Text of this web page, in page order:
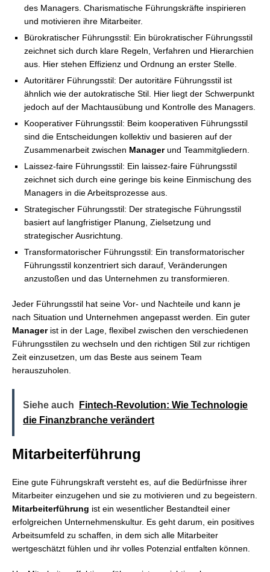
des Managers. Charismatische Führungskräfte inspirieren
und motivieren ihre Mitarbeiter.
Bürokratischer Führungsstil: Ein bürokratischer Führungsstil
zeichnet sich durch klare Regeln, Verfahren und Hierarchien
aus. Hier stehen Effizienz und Ordnung an erster Stelle.
Autoritärer Führungsstil: Der autoritäre Führungsstil ist
ähnlich wie der autokratische Stil. Hier liegt der Schwerpunkt
jedoch auf der Machtausübung und Kontrolle des Managers.
Kooperativer Führungsstil: Beim kooperativen Führungsstil
sind die Entscheidungen kollektiv und basieren auf der
Zusammenarbeit zwischen Managerund Teammitgliedern.
Laissez-faire Führungsstil: Ein laissez-faire Führungsstil
zeichnet sich durch eine geringe bis keine Einmischung des
Managers in die Arbeitsprozesse aus.
Strategischer Führungsstil: Der strategische Führungsstil
basiert auf langfristiger Planung, Zielsetzung und
strategischer Ausrichtung.
Transformatorischer Führungsstil: Ein transformatorischer
Führungsstil konzentriert sich darauf, Veränderungen
anzustoßen und das Unternehmen zu transformieren.
Jeder Führungsstil hat seine Vor- und Nachteile und kann je
nach Situation und Unternehmen angepasst werden. Ein guter
Managerist in der Lage, flexibel zwischen den verschiedenen
Führungsstilen zu wechseln und den richtigen Stil zur richtigen
Zeit einzusetzen, um das Beste aus seinem Team
herauszuholen.
Siehe auch
Fintech-Revolution: Wie Technologie
die Finanzbranche verändert
Mitarbeiterführung
Eine gute Führungskraft versteht es, auf die Bedürfnisse ihrer
Mitarbeiter einzugehen und sie zu motivieren und zu begeistern.
Mitarbeiterführung ist ein wesentlicher Bestandteil einer
erfolgreichen Unternehmenskultur. Es geht darum, ein positives
Arbeitsumfeld zu schaffen, in dem sich alle Mitarbeiter
wertgeschätzt fühlen und ihr volles Potenzial entfalten können.